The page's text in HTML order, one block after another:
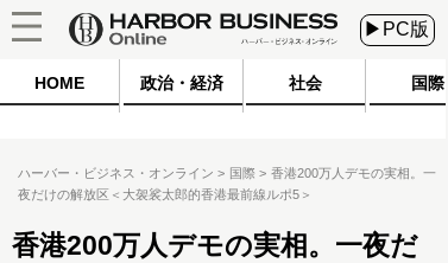
▶PC版
HOME 政治・経済 社会 国際
ハーバー・ビジネス・オンライン 国際
香港200万人デモの実相。一
夜だけの解放区＜大袈裟太郎的香港最前線ルポ5＞
香港200万人デモの実相。一夜だ